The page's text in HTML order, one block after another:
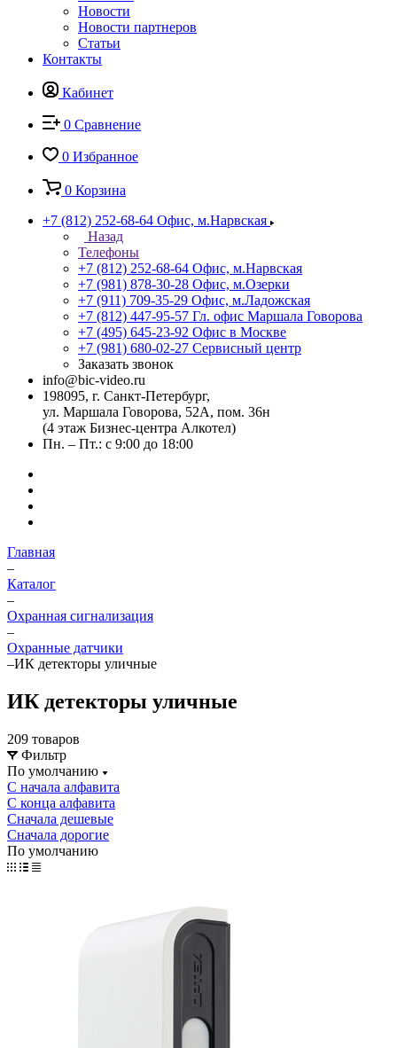
Новости
Новости партнеров
Статьи
Контакты
Кабинет
0 Сравнение
0 Избранное
0 Корзина
+7 (812) 252-68-64 Офис, м.Нарвская
Назад
Телефоны
+7 (812) 252-68-64 Офис, м.Нарвская
+7 (981) 878-30-28 Офис, м.Озерки
+7 (911) 709-35-29 Офис, м.Ладожская
+7 (812) 447-95-57 Гл. офис Маршала Говорова
+7 (495) 645-23-92 Офис в Москве
+7 (981) 680-02-27 Сервисный центр
Заказать звонок
info@bic-video.ru
198095, г. Санкт-Петербург,
ул. Маршала Говорова, 52А, пом. 36н
(4 этаж Бизнес-центра Алкотел)
Пн. – Пт.: с 9:00 до 18:00
Главная
–
Каталог
–
Охранная сигнализация
–
Охранные датчики
–ИК детекторы уличные
ИК детекторы уличные
209 товаров
Фильтр
По умолчанию
С начала алфавита
С конца алфавита
Сначала дешевые
Сначала дорогие
По умолчанию